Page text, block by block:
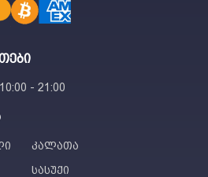
- 21:00
კალათა
სასუქი